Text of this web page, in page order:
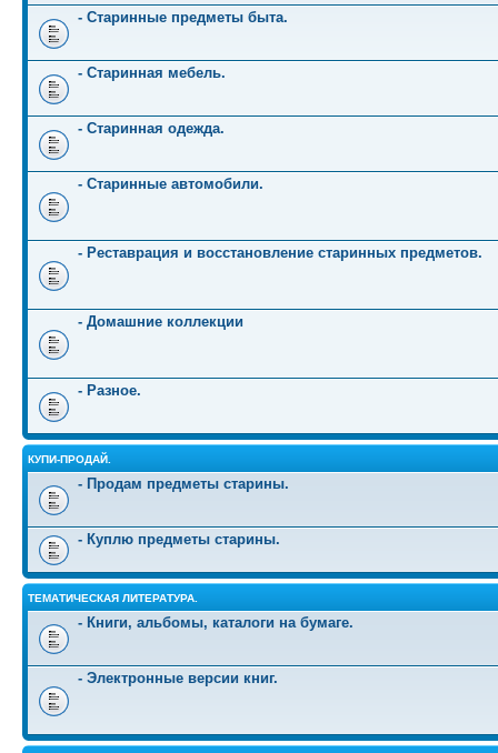
- Старинные предметы быта.
- Старинная мебель.
- Старинная одежда.
- Старинные автомобили.
- Реставрация и восстановление старинных предметов.
- Домашние коллекции
- Разное.
КУПИ-ПРОДАЙ.
- Продам предметы старины.
- Куплю предметы старины.
ТЕМАТИЧЕСКАЯ ЛИТЕРАТУРА.
- Книги, альбомы, каталоги на бумаге.
- Электронные версии книг.